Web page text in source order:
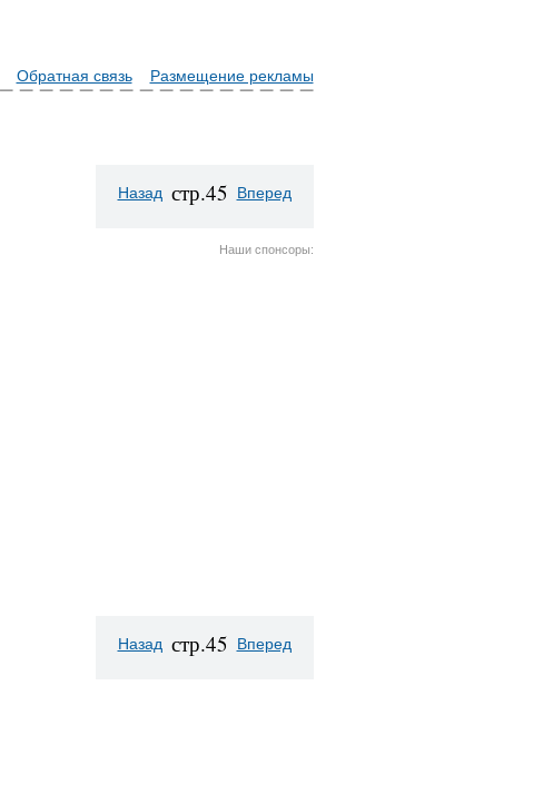
Обратная связь Размещение рекламы
Назад стр.45 Вперед
Наши спонсоры:
Назад стр.45 Вперед